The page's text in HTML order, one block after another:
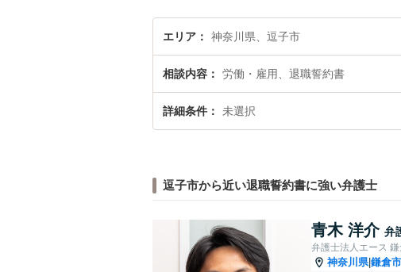
エリア 神奈川県、逗子市
相談内容 労働・雇用、退職誓約書
詳細条件 未選択
逗子市から近い退職誓約書に強い弁護士
青木 洋介 弁
弁護士法人エース
神奈川県|鎌倉市